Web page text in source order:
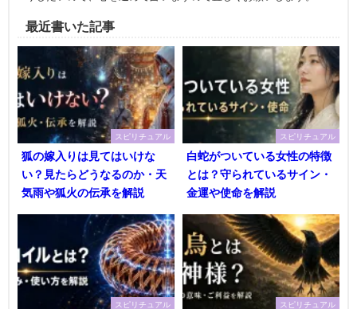
最近書いた記事
スピリチュアル
狐の嫁入りは見てはいけな
い？見たらどうなるのか・天
気雨や狐火の伝承を解説
スピリチュアル
白蛇がついている女性の特徴
とは？守られているサイン・
金運や使命を解説
スピリチュアル スピリチュアル